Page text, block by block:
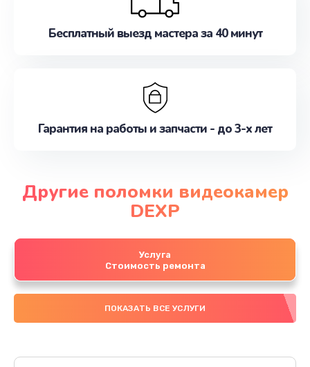
Бесплатный выезд мастера за 40 минут
Гарантия на работы и запчасти - до 3-х лет
Другие поломки видеокамер
DEXP
Услуга
Стоимость ремонта
ПОКАЗАТЬ ВСЕ УСЛУГИ